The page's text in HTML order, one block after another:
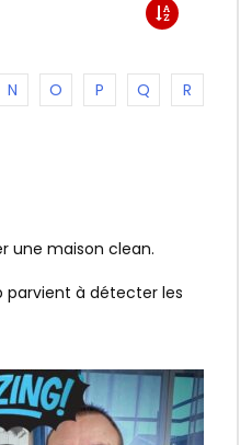
N O P Q
R
une maison clean.
parvient à détecter les